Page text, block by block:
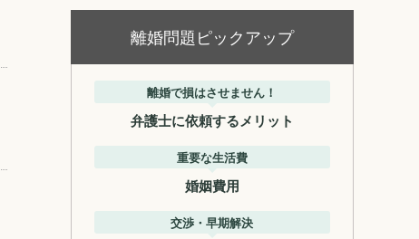
離婚問題ピックアップ
離婚で損はさせません！
弁護士に依頼するメリット
重要な生活費
婚姻費用
交渉・早期解決